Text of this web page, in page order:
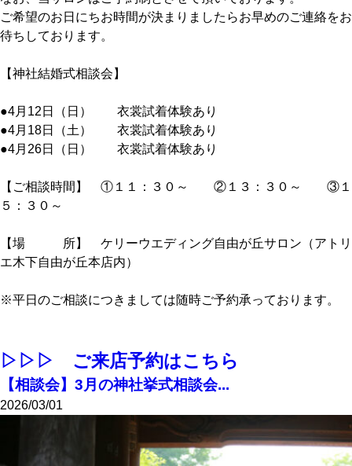
ご希望のお日にちお時間が決まりましたらお早めのご連絡をお
待ちしております。
【神社結婚式相談会】
●4月12日（日） 衣裳試着体験あり
●4月18日（土） 衣裳試着体験あり
●4月26日（日） 衣裳試着体験あり
【ご相談時間】 ①１１：３０～ ②１３：３０～ ③１
５：３０～
【場 所】 ケリーウエディング自由が丘サロン（アトリ
エ木下自由が丘本店内）
※平日のご相談につきましては随時ご予約承っております。
▷▷▷ ご来店予約はこちら
【相談会】3月の神社挙式相談会...
2026/03/01